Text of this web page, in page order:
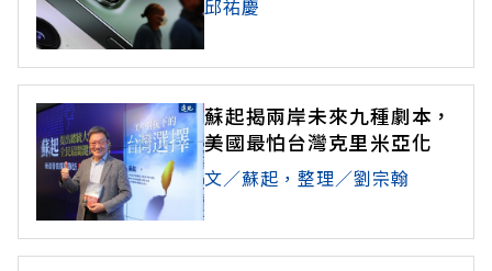
邱祐慶
蘇起揭兩岸未來九種劇本，
美國最怕台灣克里米亞化
文／蘇起，整理／劉宗翰